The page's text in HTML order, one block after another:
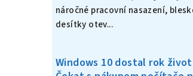
náročné pracovní nasazení,
desítky otev...
Windows 10 dostal rok